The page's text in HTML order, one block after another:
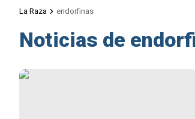
La Raza endorfinas
Noticias de